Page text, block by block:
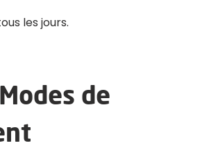
les jours.
de